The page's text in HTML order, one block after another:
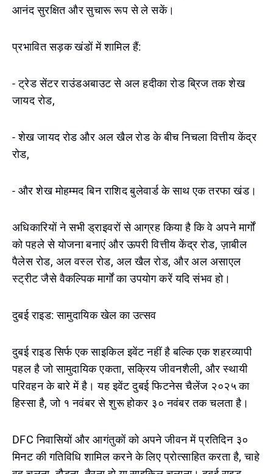
आनंद सुरक्षित और सुचारू रूप से ले सकें।
प्रभावित सड़क खंडों में शामिल हैं:
- ट्रेड सेंटर राउंडअबाउट से अल हदीका रोड ब्रिज तक शेख
जायद रोड,
- शेख जायद रोड और अल खैल रोड के बीच निचला वित्तीय केंद्र
रोड,
- और शेख मोहम्मद बिन राशिद बुलेवार्ड के साथ एक तरफा खंड।
अधिकारियों ने सभी ड्राइवरों से आग्रह किया है कि वे अपने मार्गों
को पहले से योजना बनाएं और ऊपरी वित्तीय केंद्र रोड, ज़ाबील
पैलेस रोड, अल वस्ल रोड, अल खैल रोड, और अल असाएल
स्ट्रीट जैसे वैकल्पिक मार्गों का उपयोग करें यदि संभव हो।
दुबई राइड: सामुदायिक खेल का उत्सव
दुबई राइड सिर्फ एक साइकिल इवेंट नहीं है बल्कि एक शहरव्यापी
पहल है जो सामुदायिक एकता, सक्रिय जीवनशैली, और स्थायी
परिवहन के बारे में है। यह इवेंट दुबई फिटनेस चैलेंज २०२५ का
हिस्सा है, जो १ नवंबर से शुरू होकर ३० नवंबर तक चलता है।
DFC निवासियों और आगंतुकों को अपने जीवन में प्रतिदिन ३०
मिनट की गतिविधि शामिल करने के लिए प्रोत्साहित करता है, चाहे